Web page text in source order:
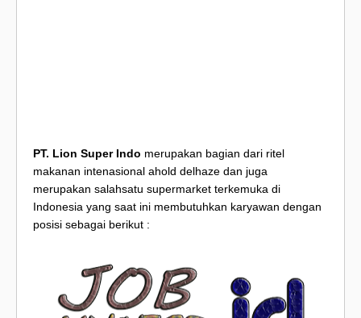
PT. Lion Super Indo merupakan bagian dari ritel
makanan intenasional ahold delhaze dan juga
merupakan salahsatu supermarket terkemuka di
Indonesia yang saat ini membutuhkan karyawan dengan
posisi sebagai berikut :